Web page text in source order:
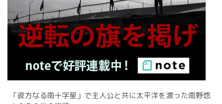
「彼方なる南十字星」で主人公と共に太平洋を渡った南野悠